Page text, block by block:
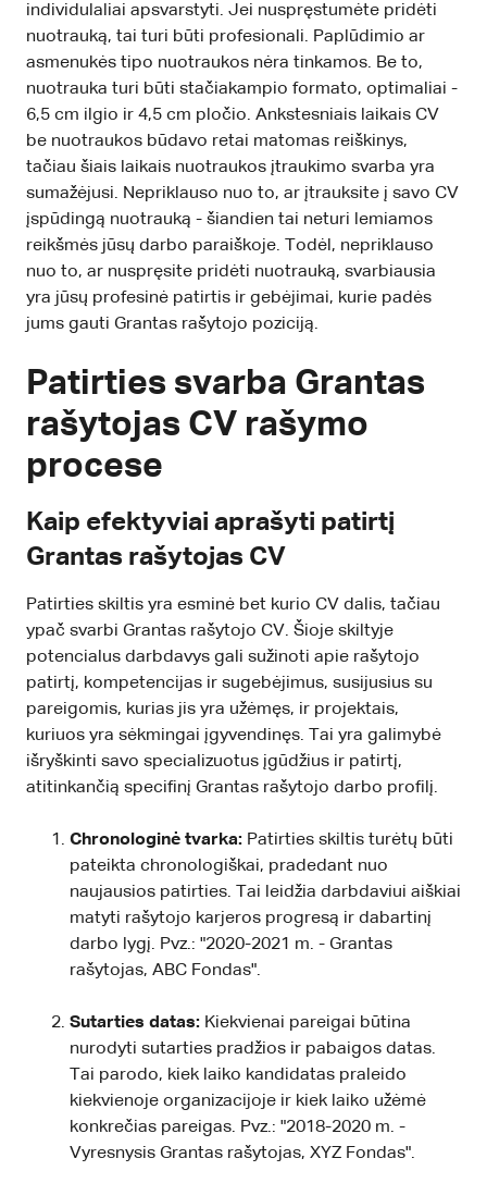
individulaliai apsvarstyti. Jei nuspręstumėte pridėti
nuotrauką, tai turi būti profesionali. Paplūdimio ar
asmenukės tipo nuotraukos nėra tinkamos. Be to,
nuotrauka turi būti stačiakampio formato, optimaliai -
6,5 cm ilgio ir 4,5 cm pločio. Ankstesniais laikais CV
be nuotraukos būdavo retai matomas reiškinys,
tačiau šiais laikais nuotraukos įtraukimo svarba yra
sumažėjusi. Nepriklauso nuo to, ar įtrauksite į savo CV
įspūdingą nuotrauką - šiandien tai neturi lemiamos
reikšmės jūsų darbo paraiškoje. Todėl, nepriklauso
nuo to, ar nuspręsite pridėti nuotrauką, svarbiausia
yra jūsų profesinė patirtis ir gebėjimai, kurie padės
jums gauti Grantas rašytojo poziciją.
Patirties svarba Grantas
rašytojas CV rašymo
procese
Kaip efektyviai aprašyti patirtį
Grantas rašytojas CV
Patirties skiltis yra esminė bet kurio CV dalis, tačiau
ypač svarbi Grantas rašytojo CV. Šioje skiltyje
potencialus darbdavys gali sužinoti apie rašytojo
patirtį, kompetencijas ir sugebėjimus, susijusius su
pareigomis, kurias jis yra užėmęs, ir projektais,
kuriuos yra sėkmingai įgyvendinęs. Tai yra galimybė
išryškinti savo specializuotus įgūdžius ir patirtį,
atitinkančią specifinį Grantas rašytojo darbo profilį.
Chronologinė tvarka: Patirties skiltis turėtų būti
pateikta chronologiškai, pradedant nuo
naujausios patirties. Tai leidžia darbdaviui aiškiai
matyti rašytojo karjeros progresą ir dabartinį
darbo lygį. Pvz.: "2020-2021 m. - Grantas
rašytojas, ABC Fondas".
Sutarties datas: Kiekvienai pareigai būtina
nurodyti sutarties pradžios ir pabaigos datas.
Tai parodo, kiek laiko kandidatas praleido
kiekvienoje organizacijoje ir kiek laiko užėmė
konkrečias pareigas. Pvz.: "2018-2020 m. -
Vyresnysis Grantas rašytojas, XYZ Fondas".